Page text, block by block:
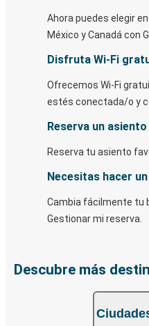
Ahora puedes elegir
México y Canadá con
Disfruta Wi-Fi
Ofrecemos Wi-Fi
estés conectada/o y
Reserva un asiento
Reserva tu asiento
Necesitas hacer
Cambia fácilmente tu
Gestionar mi reserva.
Descubre más